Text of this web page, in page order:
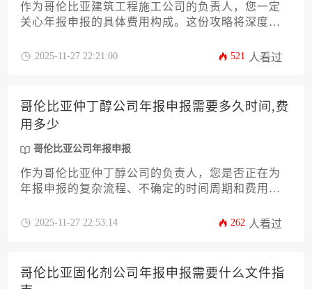
作为哥伦比亚建筑工程施工公司的负责人，您一定
关心年报申报的具体费用构成。这份攻略将深度解
费、会计审计、法律咨询到公司规模与业务复杂度
司年报申报义务，规避潜在风险。
2025-11-27 22:21:00 521 人看过
哥伦比亚仲丁醇公司年报申报需要多久时间,费
用多少
哥伦比亚公司年报申报
作为哥伦比亚仲丁醇公司的负责人，您是否正在为
年报申报的复杂流程、不确定的时间周期和费用构
剖析哥伦比亚公司年报申报的全过程。我们将系统
点，规避潜在风险，确保合规高效地完成这项重要
的法定义务。
2025-11-27 22:53:14 262 人看过
哥伦比亚固化剂公司年报申报需要什么文件指